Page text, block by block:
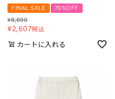
FINAL SALE
70%OFF
¥8,690
¥2,607税込
カートに入れる